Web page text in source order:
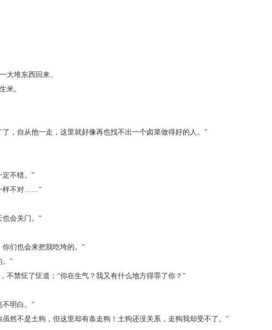
堆东西回来。
米。
自从他一走，这里就好像再也找不出一个卤菜做得好的人。”
不错。”
样不对……”
会关门。”
们也会来把我吃垮的。”
”
禁怔了怔道：“你在生气？我又有什么地方得罪了你？”
明白。”
不是土狗，但这里却有条走狗！土狗还没关系，走狗我却受不了。”